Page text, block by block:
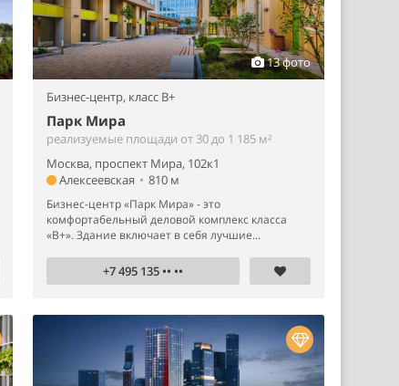
13 фото
Бизнес-центр, класс B+
Парк Мира
реализуемые площади от 30 до 1 185 м²
Москва, проспект Мира, 102к1
Алексеевская • 810 м
Бизнес-центр «Парк Мира» - это
комфортабельный деловой комплекс класса
«B+». Здание включает в себя лучшие...
+7 495 135 •• ••